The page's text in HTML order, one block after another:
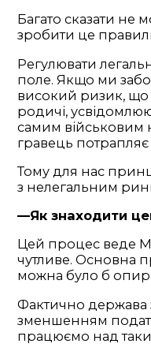
Багато сказати
зробити це
Регулювати
поле. Якщо ми
високий ризик, що
родичі,
самим військовим
гравець потрапляє
Тому для нас
з нелегальним
—Як знаходити
Цей процес веде
чутливе. Основна
можна було б
Фактично держава
зменшенням
працюємо над